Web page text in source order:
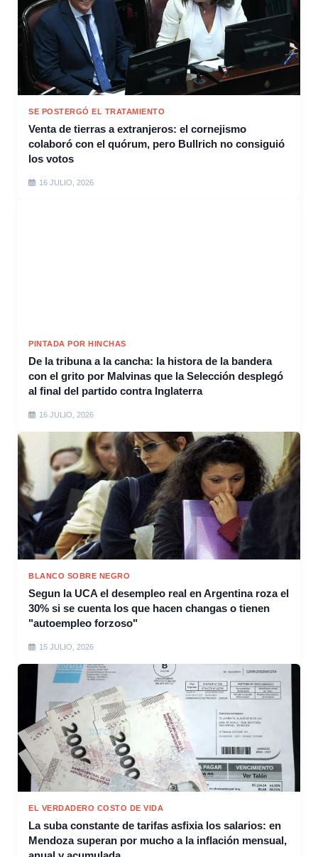
SE POSTERGÓ EL TRATAMIENTO
Venta de tierras a extranjeros: el cornejismo
colaboró con el quórum, pero Bullrich no consiguió
los votos
16 JULIO, 2026
PINTADA POR HINCHAS
De la tribuna a la cancha: la histora de la bandera
con el grito por Malvinas que la Selección desplegó
al final del partido contra Inglaterra
16 JULIO, 2026
BLANCO SOBRE NEGRO
Segun la UCA el desempleo real en Argentina roza el
30% si se cuenta los que hacen changas o tienen
"autoempleo forzoso"
15 JULIO, 2026
EL VERDADERO COSTO DE VIDA
La suba constante de tarifas asfixia los salarios: en
Mendoza superan por mucho a la inflación mensual,